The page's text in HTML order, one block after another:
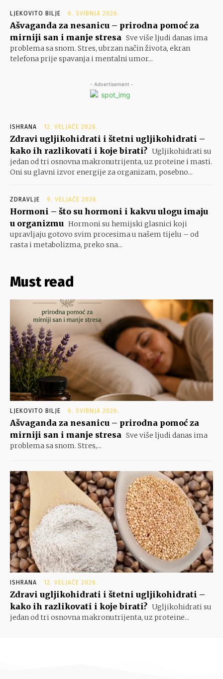
LJEKOVITO BILJE 6. SVIBNJA 2026.
Ašvaganda za nesanicu – prirodna pomoć za
mirniji san i manje stresa Sve više ljudi danas ima
problema sa snom. Stres, ubrzan način života, ekran
telefona prije spavanja i mentalni umor...
- Advertisement -
ISHRANA 12. VELJAČE 2026.
Zdravi ugljikohidrati i štetni ugljikohidrati –
kako ih razlikovati i koje birati? Ugljikohidrati su
jedan od tri osnovna makronutrijenta, uz proteine i masti.
Oni su glavni izvor energije za organizam, posebno...
ZDRAVLJE 9. VELJAČE 2026.
Hormoni – što su hormoni i kakvu ulogu imaju
u organizmu Hormoni su hemijski glasnici koji
upravljaju gotovo svim procesima u našem tijelu – od
rasta i metabolizma, preko sna...
Must read
LJEKOVITO BILJE 6. SVIBNJA 2026.
Ašvaganda za nesanicu – prirodna pomoć za
mirniji san i manje stresa Sve više ljudi danas ima
problema sa snom. Stres,...
ISHRANA 12. VELJAČE 2026.
Zdravi ugljikohidrati i štetni ugljikohidrati –
kako ih razlikovati i koje birati? Ugljikohidrati su
jedan od tri osnovna makronutrijenta, uz proteine...